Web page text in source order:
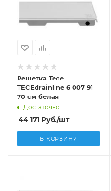
Решетка Tece
TECEdrainline 6 007 91
70 см белая
Достаточно
44 171 Руб./шт
В КОРЗИНУ